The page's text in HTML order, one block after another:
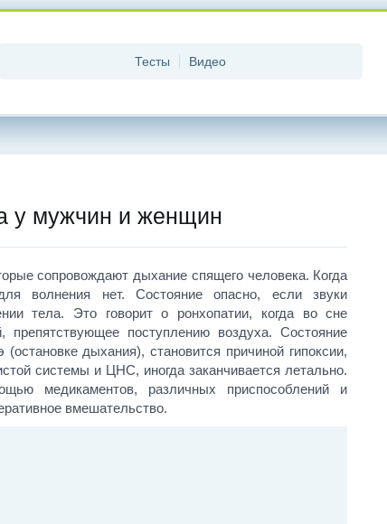
Тесты Видео
у мужчин и женщин
сопровождают дыхание спящего человека. Когда
волнения нет. Состояние опасно, если звуки
тела. Это говорит о ронхопатии, когда во сне
препятствующее поступлению воздуха. Состояние
дыхания), становится причиной гипоксии,
системы и ЦНС, иногда заканчивается летально.
медикаментов, различных приспособлений и
вмешательство.